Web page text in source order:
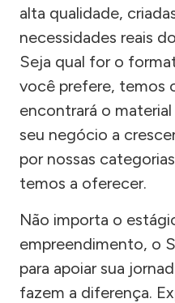
alta qualidade,
necessidades reais
Seja qual for o
você prefere, temos
encontrará o
seu negócio a
por nossas
temos a oferecer.
Não importa o
empreendimento, o
para apoiar sua
fazem a diferença.